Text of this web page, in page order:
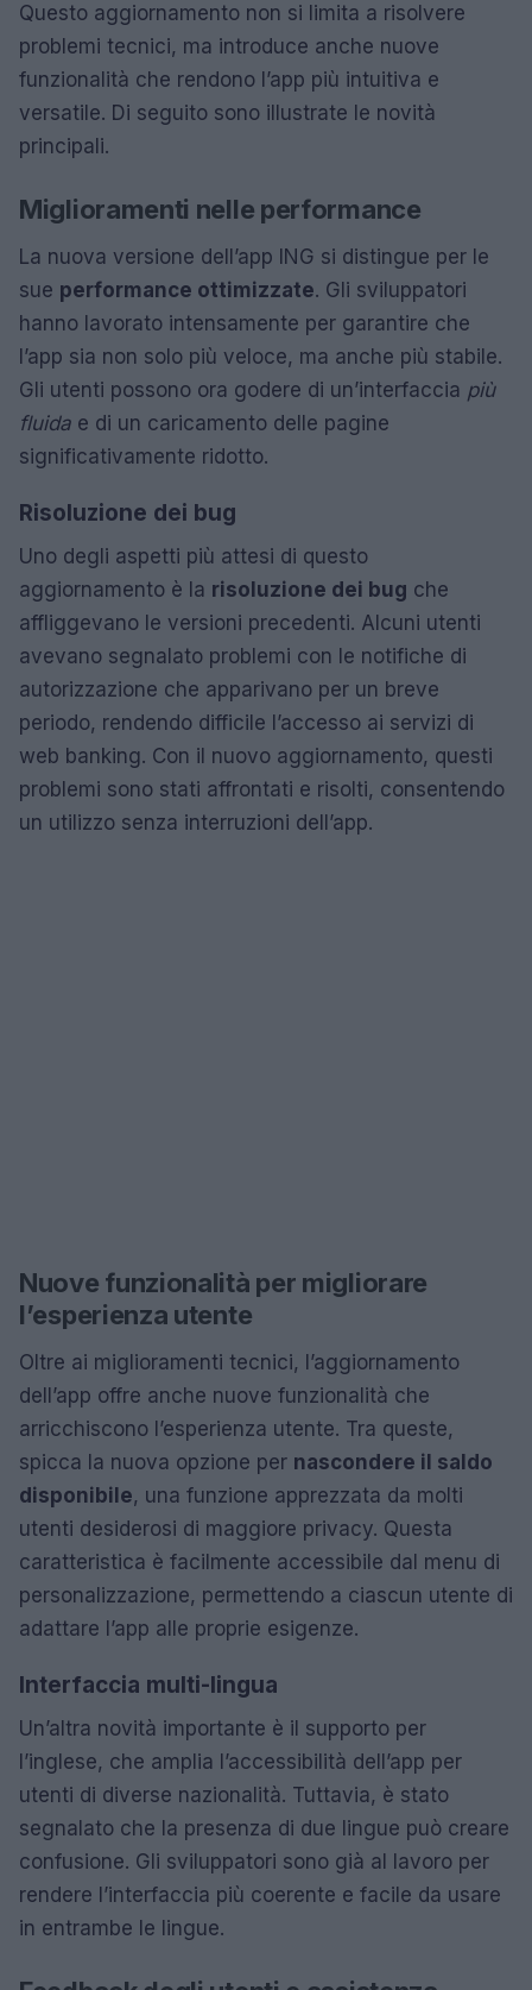
Questo aggiornamento non si limita a risolvere
problemi tecnici, ma introduce anche nuove
funzionalità che rendono l’app più intuitiva e
versatile. Di seguito sono illustrate le novità
principali.
Miglioramenti nelle performance
La nuova versione dell’app ING si distingue per le
sue performance ottimizzate. Gli sviluppatori
hanno lavorato intensamente per garantire che
l’app sia non solo più veloce, ma anche più stabile.
Gli utenti possono ora godere di un’interfaccia più
fluida e di un caricamento delle pagine
significativamente ridotto.
Risoluzione dei bug
Uno degli aspetti più attesi di questo
aggiornamento è la risoluzione dei bug che
affliggevano le versioni precedenti. Alcuni utenti
avevano segnalato problemi con le notifiche di
autorizzazione che apparivano per un breve
periodo, rendendo difficile l’accesso ai servizi di
web banking. Con il nuovo aggiornamento, questi
problemi sono stati affrontati e risolti, consentendo
un utilizzo senza interruzioni dell’app.
Nuove funzionalità per migliorare
l’esperienza utente
Oltre ai miglioramenti tecnici, l’aggiornamento
dell’app offre anche nuove funzionalità che
arricchiscono l’esperienza utente. Tra queste,
spicca la nuova opzione per nascondere il saldo
disponibile, una funzione apprezzata da molti
utenti desiderosi di maggiore privacy. Questa
caratteristica è facilmente accessibile dal menu di
personalizzazione, permettendo a ciascun utente di
adattare l’app alle proprie esigenze.
Interfaccia multi-lingua
Un’altra novità importante è il supporto per
l’inglese, che amplia l’accessibilità dell’app per
utenti di diverse nazionalità. Tuttavia, è stato
segnalato che la presenza di due lingue può creare
confusione. Gli sviluppatori sono già al lavoro per
rendere l’interfaccia più coerente e facile da usare
in entrambe le lingue.